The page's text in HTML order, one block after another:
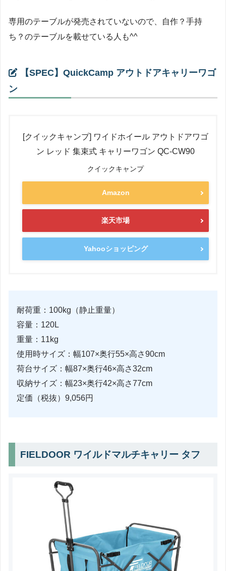
専用のテーブルが発売されていないので、自作？手持
ち？のテーブルを載せている人も^^
【SPEC】QuickCamp アウトドアキャリーワゴ
ン
[クイックキャンプ] ワイドホイール アウトドアワゴ
ン レッド 集束式 キャリーワゴン QC-CW90
クイックキャンプ
Amazon
楽天市場
Yahooショッピング
耐荷重：100kg（静止重量）
容量：120L
重量：11kg
使用時サイズ：幅107×奥行55×高さ90cm
荷台サイズ：幅87×奥行46×高さ32cm
収納サイズ：幅23×奥行42×高さ77cm
定価（税抜）9,056円
FIELDOOR ワイルドマルチキャリー タフ